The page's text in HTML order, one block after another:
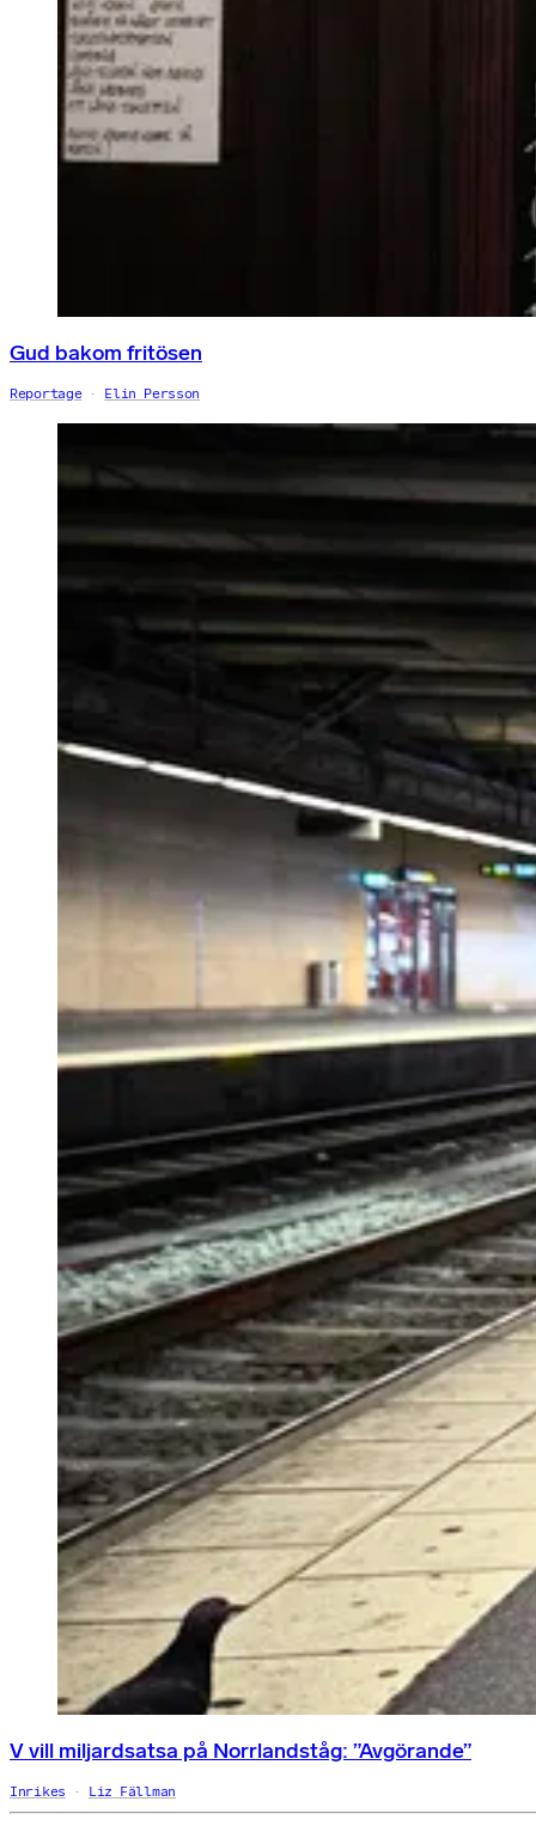
Gud bakom fritösen
Reportage Elin Persson
V vill miljardsatsa på Norrlandståg: ”Avgörande”
Inrikes Liz Fällman